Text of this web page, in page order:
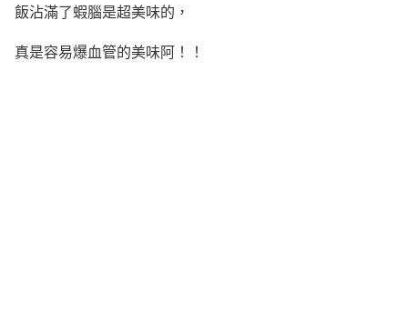
飯沾滿了蝦腦是超美味的，
真是容易爆血管的美味阿！！